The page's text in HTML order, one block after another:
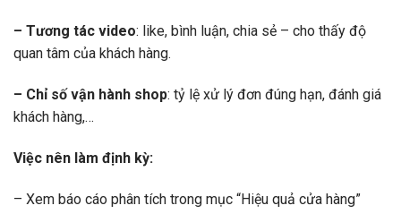
– Tương tác video: like, bình luận, chia sẻ – cho thấy độ
quan tâm của khách hàng.
– Chỉ số vận hành shop: tỷ lệ xử lý đơn đúng hạn, đánh giá
khách hàng,…
Việc nên làm định kỳ:
– Xem báo cáo phân tích trong mục “Hiệu quả cửa hàng”